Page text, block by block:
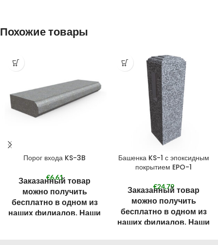
Похожие товары
Порог входа KS-3B
€6,61
Заказанный товар
можно получить
бесплатно в одном из
наших филиалов. Наши
Башенка KS-1 с эпоксидным
покрытием EPO-1
€24,79
Заказанный товар
можно получить
бесплатно в одном из
наших филиалов. Наши